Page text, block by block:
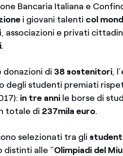
Bancaria Italiana e
i giovani talenti col
associazioni e privati
.
donazioni di 38 sostenitori,
degli studenti premiati
in tre anni le borse di
totale di 237mila euro.
selezionati tra gli
distinti alle “Olimpiadi del